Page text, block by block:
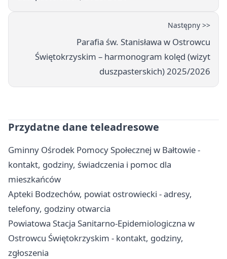
Następny >>
Parafia św. Stanisława w Ostrowcu
Świętokrzyskim – harmonogram kolęd (wizyt
duszpasterskich) 2025/2026
Przydatne dane teleadresowe
Gminny Ośrodek Pomocy Społecznej w Bałtowie -
kontakt, godziny, świadczenia i pomoc dla
mieszkańców
Apteki Bodzechów, powiat ostrowiecki - adresy,
telefony, godziny otwarcia
Powiatowa Stacja Sanitarno-Epidemiologiczna w
Ostrowcu Świętokrzyskim - kontakt, godziny,
zgłoszenia